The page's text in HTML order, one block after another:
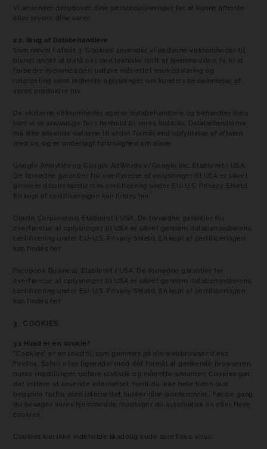
Vi anvender derudover dine personoplysninger for at kunne afhente
eller levere dine varer.
2.2. Brug af Databehandlere
Som nævnt i afsnit 3 ’Cookies’ anvender vi eksterne virksomheder til
blandt andet at bistå os i den tekniske drift af hjemmesiden, fx til at
forbedre hjemmesiden, udføre målrettet markedsføring og
retargeting samt indhente oplysninger om kunders bedømmelse af
vores produkter mv.
De eksterne virksomheder agerer databehandlere og behandler data
som vi er ansvarlige for i henhold til vores instruks. Databehandlerne
må ikke anvende dataene til andet formål end opfyldelse af aftalen
med os, og er underlagt fortrolighed om disse.
Google Analytics og Google AdWords v/Google Inc. Etableret i USA.
De fornødne garantier for overførelse af oplysninger til USA er sikret
gennem databehandlerens certificering under EU-U.S. Privacy Shield.
En kopi af certificeringen kan findes her
Oracle Corporation. Etableret I USA. De fornødne garantier for
overførelse af oplysninger til USA er sikret gennem databehandlerens
certificering under EU-U.S. Privacy Shield. En kopi af certificeringen
kan findes her
Facebook Business. Etableret I USA. De fornødne garantier for
overførelse af oplysninger til USA er sikret gennem databehandlerens
certificering under EU-U.S. Privacy Shield. En kopi af certificeringen
kan findes her
3. COOKIES
3.1 Hvad er en cookie?
”Cookies” er en tekstfil, som gemmes på din webbrowser (f.eks.
Firefox, Safari eller lignende) med det formål at genkende browseren,
huske indstillinger, udføre statistik og målrette annoncer. Cookies gør
det lettere at anvende internettet, fordi du ikke hele tiden skal
begynde forfra, men internettet husker dine præferencer. Første gang
du besøger vores hjemmeside modtager du automatisk en eller flere
cookies.
Cookies kan ikke indeholde skadelig kode som f.eks. virus.